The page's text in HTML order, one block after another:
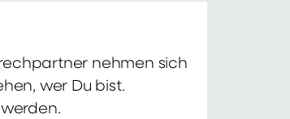
nehmen sich
wer Du bist.